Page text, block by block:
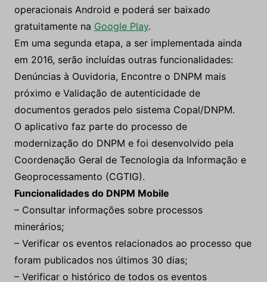
operacionais Android e poderá ser baixado
gratuitamente na Google Play.
Em uma segunda etapa, a ser implementada ainda
em 2016, serão incluídas outras funcionalidades:
Denúncias à Ouvidoria, Encontre o DNPM mais
próximo e Validação de autenticidade de
documentos gerados pelo sistema Copal/DNPM.
O aplicativo faz parte do processo de
modernização do DNPM e foi desenvolvido pela
Coordenação Geral de Tecnologia da Informação e
Geoprocessamento (CGTIG).
Funcionalidades do DNPM Mobile
– Consultar informações sobre processos
minerários;
– Verificar os eventos relacionados ao processo que
foram publicados nos últimos 30 dias;
– Verificar o histórico de todos os eventos